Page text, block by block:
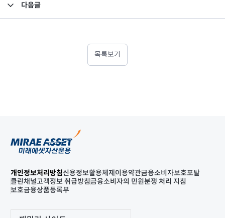
다음글
목록보기
개인정보처리방침신용정보활용체제 이용약관금융소비자보호포탈
클린채널고객정보 취급방침금융소비자의 민원분쟁 처리 지침
보호금융상품등록부